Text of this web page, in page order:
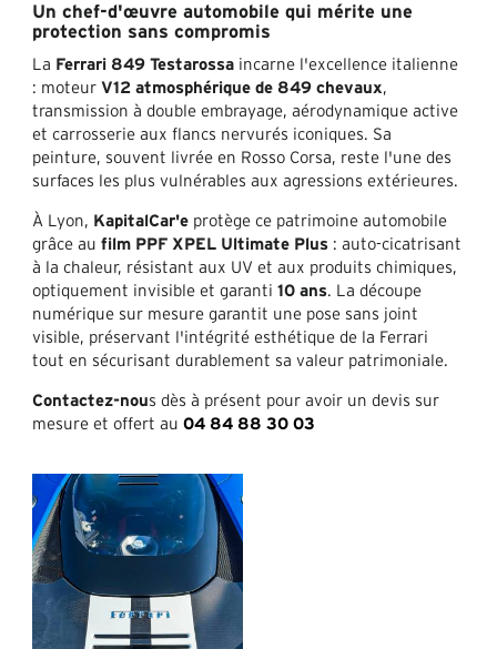
Un chef-d'œuvre automobile qui mérite une
protection sans compromis
La Ferrari 849 Testarossa incarne l'excellence italienne
: moteur V12 atmosphérique de 849 chevaux,
transmission à double embrayage, aérodynamique active
et carrosserie aux flancs nervurés iconiques. Sa
peinture, souvent livrée en Rosso Corsa, reste l'une des
surfaces les plus vulnérables aux agressions extérieures.
À Lyon, KapitalCar'e protège ce patrimoine automobile
grâce au film PPF XPEL Ultimate Plus : auto-cicatrisant
à la chaleur, résistant aux UV et aux produits chimiques,
optiquement invisible et garanti 10 ans. La découpe
numérique sur mesure garantit une pose sans joint
visible, préservant l'intégrité esthétique de la Ferrari
tout en sécurisant durablement sa valeur patrimoniale.
Contactez-nous dès à présent pour avoir un devis sur
mesure et offert au04 84 88 30 03